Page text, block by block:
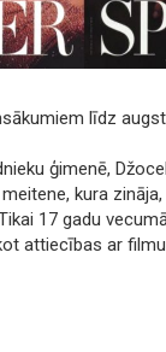
līdz
ģimenē,
kura
17 gadu
attiecības ar